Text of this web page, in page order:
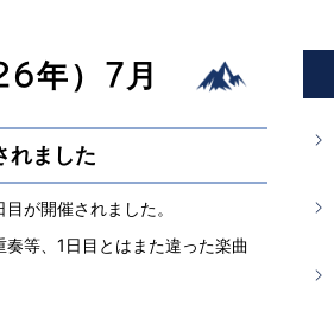
年）7月
れました
が開催されました。
等、1日目とはまた違った楽曲